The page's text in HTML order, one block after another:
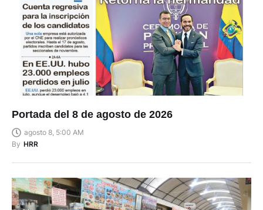
Portada del 8 de agosto de 2026
agosto 8, 5:00 AM
By HRR